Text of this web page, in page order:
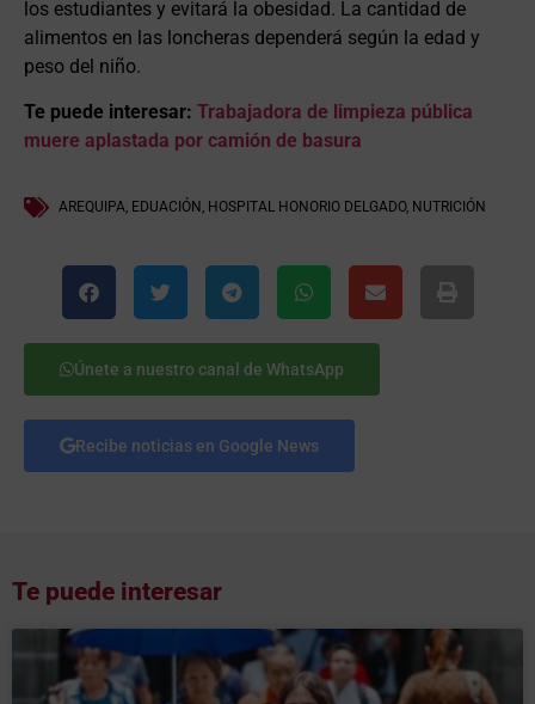
los estudiantes y evitará la obesidad. La cantidad de
alimentos en las loncheras dependerá según la edad y
peso del niño.
Te puede interesar: Trabajadora de limpieza pública
muere aplastada por camión de basura
AREQUIPA, EDUACIÓN , HOSPITAL HONORIO DELGADO, NUTRICIÓN
Únete a nuestro canal de WhatsApp
Recibe noticias en Google News
Te puede interesar